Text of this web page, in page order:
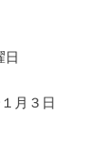
日
月３日